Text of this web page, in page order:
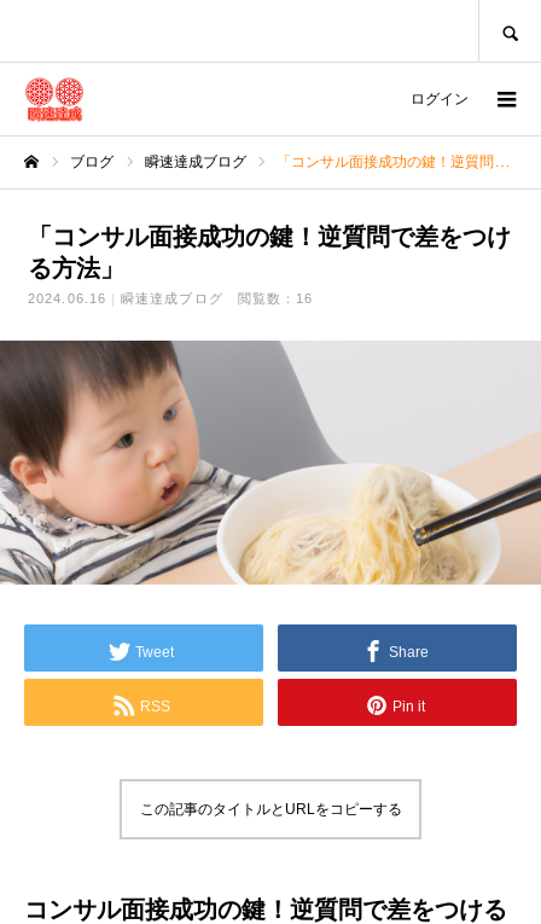
ログイン
ブログ 瞬速達成ブログ 「コンサル面接成功の鍵！逆質問で差をつける方法」
「コンサル面接成功の鍵！逆質問で差をつけ
る方法」
2024.06.16 瞬速達成ブログ 閲覧数：16
Tweet Share
RSS Pin it
この記事のタイトルとURLをコピーする
コンサル面接成功の鍵！逆質問で差をつける